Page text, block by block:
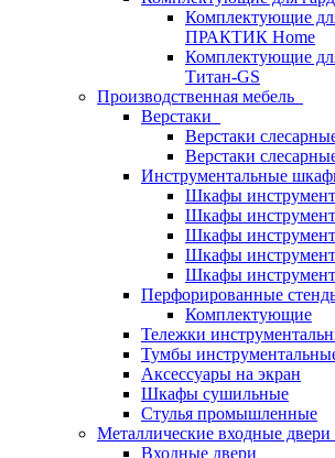
Комплектующие
ПРАКТИК Home
Комплектующие
Титан-GS
Производственная мебель
Верстаки
Верстаки
Верстаки
Инструментальные
Шкафы
Шкафы
Шкафы
Шкафы
Шкафы
Перфорированные
Комплектующие
Тележки
Тумбы
Аксессуары на экран
Шкафы сушильные
Стулья промышленные
Металлические входные двери
Входные двери